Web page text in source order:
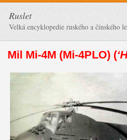
Ruslet
Velká encyklopedie ruského a čínského
Mil Mi-4M (Mi-4PLO) (